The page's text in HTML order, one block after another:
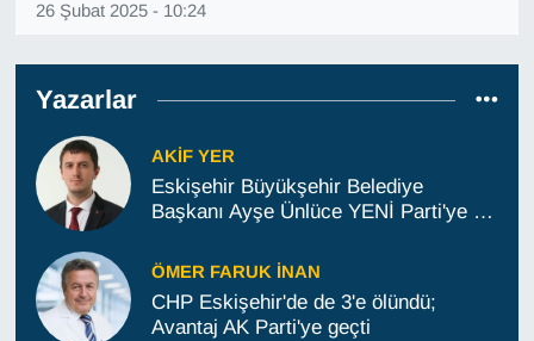
26 Şubat 2025 - 10:24
Yazarlar
AKIF YER
Eskişehir Büyükşehir Belediye
Başkanı Ayşe Ünlüce YENİ Parti'ye ne
ÖMER FARUK İNAN
CHP Eskişehir'de de 3'e ölündü;
Avantaj AK Parti'ye geçti